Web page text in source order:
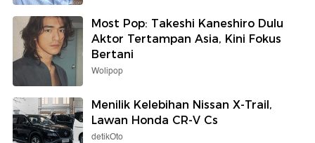
Most Pop: Takeshi Kaneshiro Dulu
Aktor Tertampan Asia, Kini Fokus
Bertani
Wolipop
Menilik Kelebihan Nissan X-Trail,
Lawan Honda CR-V Cs
detikOto